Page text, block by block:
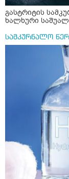
გასტრიტის
ხალხური
სამკურნალო